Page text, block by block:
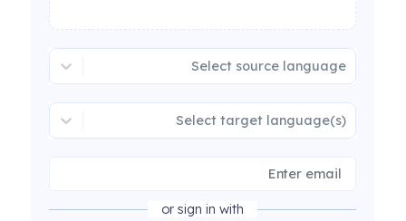
Select source language
Select target language(s)
or sign in with